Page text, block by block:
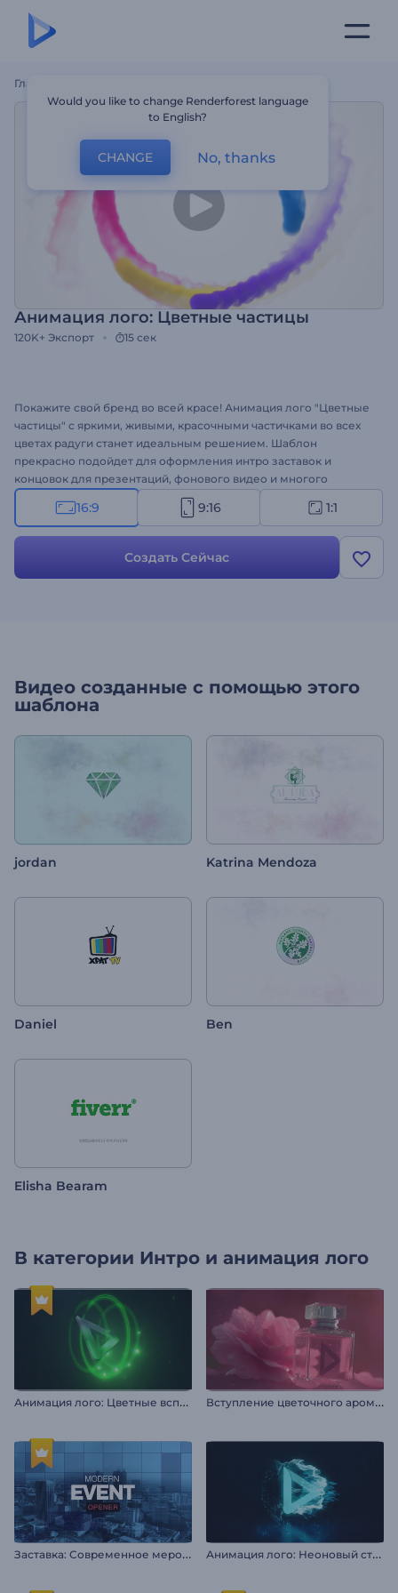
Главная
Анимация лого: Цветные частицы
120K+ Экспорт 15 сек
Покажите свой бренд во всей красе! Анимация лого "Цветные
частицы" с яркими, живыми, красочными частичками во всех
цветах радуги станет идеальным решением. Шаблон
прекрасно подойдет для оформления интро заставок и
концовок для презентаций, фонового видео и многого
другого. Просто загрузите свой логотип на прозрачный фон,
настройте цветовую гамму, и вперед - впечатлять аудиторию.
16:9 9:16 1:1
Создать Сейчас
Видео созданные с помощью этого
шаблона
jordan Katrina Mendoza
Daniel Ben
Elisha Bearam
В категории Интро и анимация лого
А
нимация лого: Цветные вспышки В
ступление цветочного аромата
З
аставка: Современное мероприятие А
нимация лого: Неоновый страйк
Would you like to change Renderforest language
to English?
CHANGE No, thanks